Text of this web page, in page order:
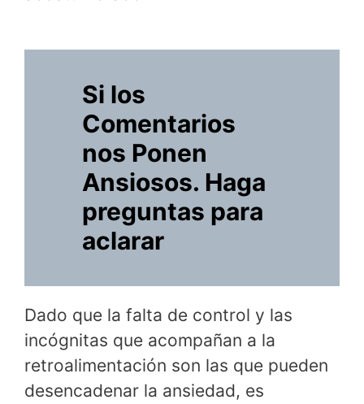
Si los
Comentarios
nos Ponen
Ansiosos. Haga
preguntas para
aclarar
Dado que la falta de control y las
incógnitas que acompañan a la
retroalimentación son las que pueden
desencadenar la ansiedad, es